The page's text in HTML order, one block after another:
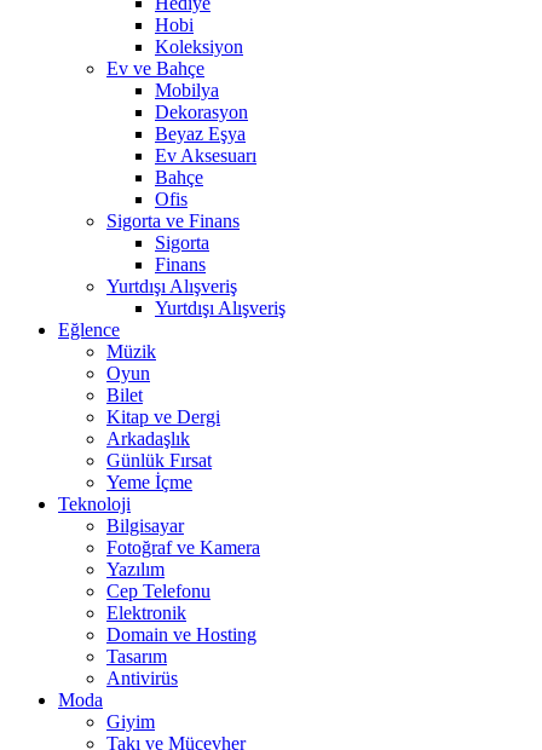
Hobi
Koleksiyon
Ev ve Bahçe
Mobilya
Dekorasyon
Beyaz Eşya
Ev Aksesuarı
Bahçe
Ofis
Sigorta ve Finans
Sigorta
Finans
Yurtdışı Alışveriş
Yurtdışı Alışveriş
Eğlence
Müzik
Oyun
Bilet
Kitap ve Dergi
Arkadaşlık
Günlük Fırsat
Yeme İçme
Teknoloji
Bilgisayar
Fotoğraf ve Kamera
Yazılım
Cep Telefonu
Elektronik
Domain ve Hosting
Tasarım
Antivirüs
Moda
Giyim
Takı ve Mücevher